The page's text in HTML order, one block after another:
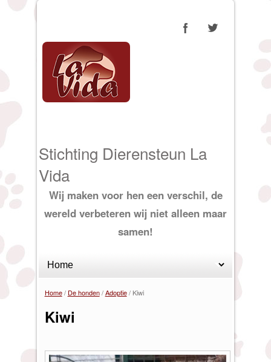
Stichting Dierensteun La
Vida
Wij maken voor hen een verschil, de
wereld verbeteren wij niet alleen maar
samen!
Home / De honden / Adoptie / Kiwi
Kiwi